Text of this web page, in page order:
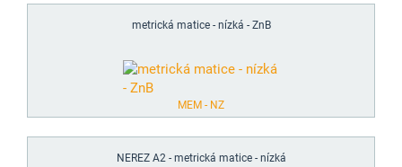
metrická matice - nízká - ZnB
MEM - NZ
NEREZ A2 - metrická matice - nízká